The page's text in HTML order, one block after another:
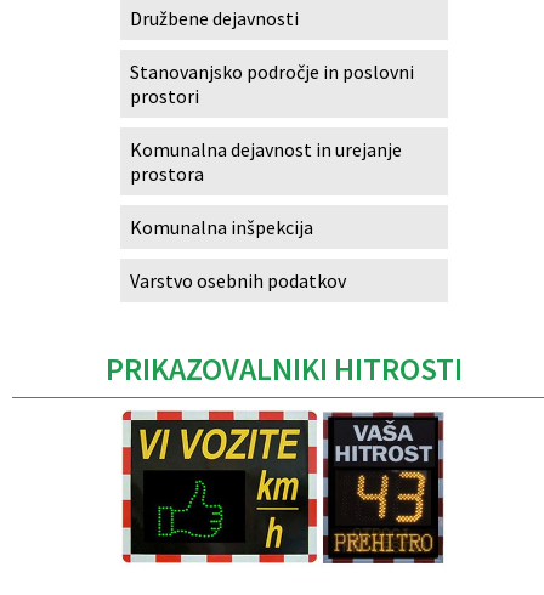
Družbene dejavnosti
Stanovanjsko področje in poslovni
prostori
Komunalna dejavnost in urejanje
prostora
Komunalna inšpekcija
Varstvo osebnih podatkov
PRIKAZOVALNIKI HITROSTI